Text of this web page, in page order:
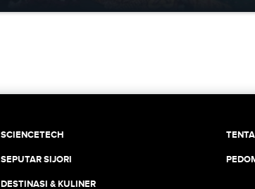
SCIENCETECH
SEPUTAR SIJORI
DESTINASI & KULINER